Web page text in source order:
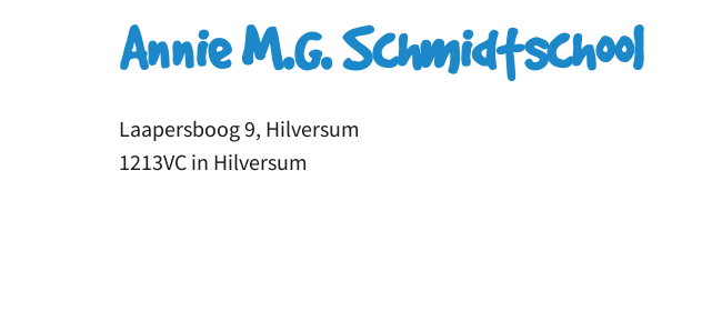
Annie M.G. Schmidtschool
Laapersboog 9, Hilversum
1213VC in Hilversum